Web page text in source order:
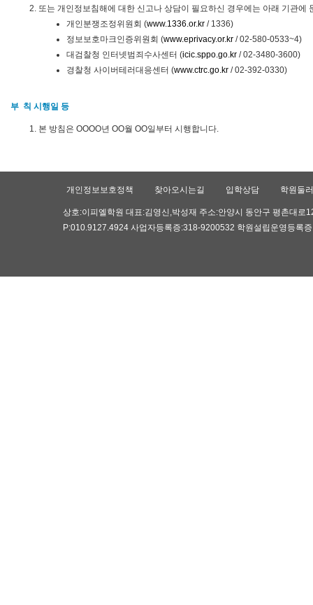
또는 개인정보침해에 대한 신고나 상담이 필요하신 경우에는 아래 기관에
개인분쟁조정위원회 (www.1336.or.kr / 1336)
정보보호마크인증위원회 (www.eprivacy.or.kr / 02-580-0533~4)
대검찰청 인터넷범죄수사센터 (icic.sppo.go.kr / 02-3480-3600)
경찰청 사이버테러대응센터 (www.ctrc.go.kr / 02-392-0330)
부 칙 시행일 등
본 방침은 OOOO년 OO월 OO일부터 시행합니다.
개인정보보호정책 찾아오시는길 입학상담 학원둘
상호:이피엘학원 대표:김영신,박성재 주소:안양시 동안구 평촌대
P:010.9127.4924 사업자등록증:318-9200532 학원설립운영등록